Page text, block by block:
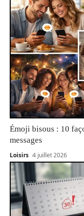
Émoji bisous : 10
messages
Loisirs 4 juillet 2026